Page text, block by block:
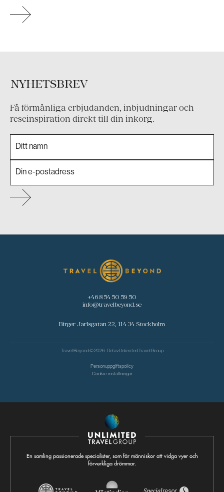
NYHETSBREV
Få förmånliga erbjudanden, inbjudningar och
reseinspiration direkt till din inkorg.
+46 8 54 50 59 50
info@travelbeyond.se
Birger Jarlsgatan 22, 114 34 Stockholm
Travel Beyond © 2026 - Del avUnlimited Travel Group
Personuppgiftspolicy
Cookie-inställningar
En samling passionerade specialister, som får människor att vidga vyer och
förverkliga drömmar.